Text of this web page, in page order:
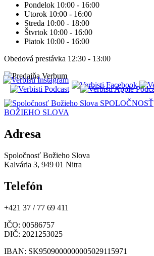
Pondelok 10:00 - 16:00
Utorok 10:00 - 16:00
Streda 10:00 - 18:00
Štvrtok 10:00 - 16:00
Piatok 10:00 - 16:00
Obedová prestávka 12:30 - 13:00
SPOLOČNOSŤ
BOŽIEHO SLOVA
Adresa
Spoločnosť Božieho Slova
Kalvária 3, 949 01 Nitra
Telefón
+421 37 / 77 69 411
IČO: 00586757
DIČ: 2021253025
IBAN: SK9509000000005029115971